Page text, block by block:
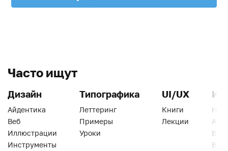
Часто ищут
Дизайн
Айдентика
Веб
Иллюстрации
Инструменты
Типографика
Леттеринг
Примеры
Уроки
UI/UX
Книги
Лекции
Веб